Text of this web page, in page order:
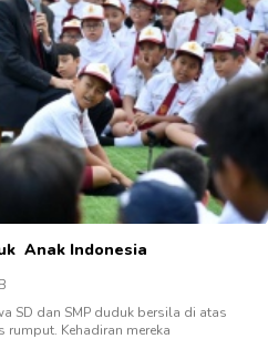
Anak Indonesia
SD dan SMP duduk bersila di atas
Kehadiran mereka